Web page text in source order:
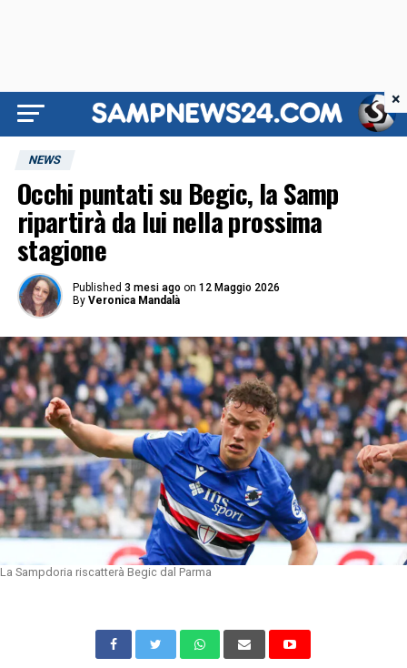
NEWS
Occhi puntati su Begic, la Samp
ripartirà da lui nella prossima
stagione
Published 3 mesi ago on 12 Maggio 2026
By Veronica Mandalà
La Sampdoria riscatterà Begic dal Parma
×